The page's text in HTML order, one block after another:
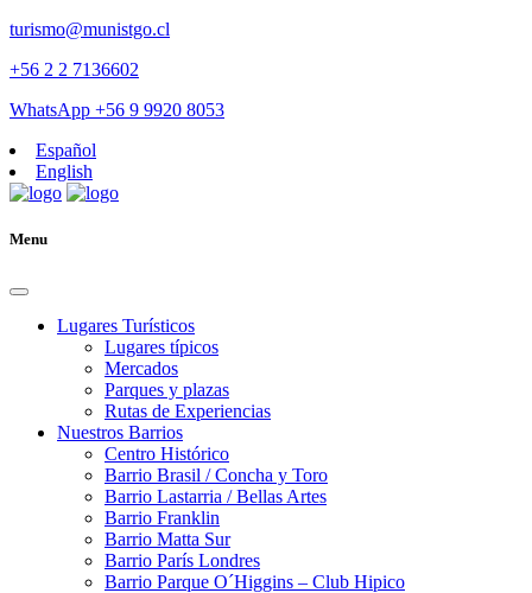
turismo@munistgo.cl
+56 2 2 7136602
WhatsApp +56 9 9920 8053
Español
English
Menu
Lugares Turísticos
Lugares tí­picos
Mercados
Parques y plazas
Rutas de Experiencias
Nuestros Barrios
Centro Histórico
Barrio Brasil / Concha y Toro
Barrio Lastarria / Bellas Artes
Barrio Franklin
Barrio Matta Sur
Barrio Parí­s Londres
Barrio Parque O´Higgins – Club Hipico